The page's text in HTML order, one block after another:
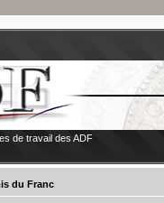
de travail des ADF
du Franc